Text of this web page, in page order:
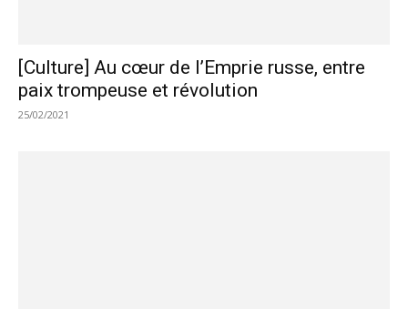
[Culture] Au cœur de l’Emprie russe, entre
paix trompeuse et révolution
25/02/2021